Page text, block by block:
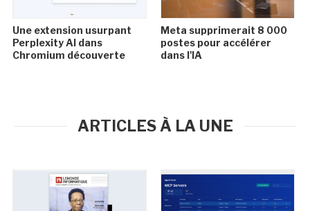
Une extension usurpant
Perplexity AI dans
Chromium découverte
Meta supprimerait 8 000
postes pour accélérer
dans l'IA
ARTICLES À LA UNE